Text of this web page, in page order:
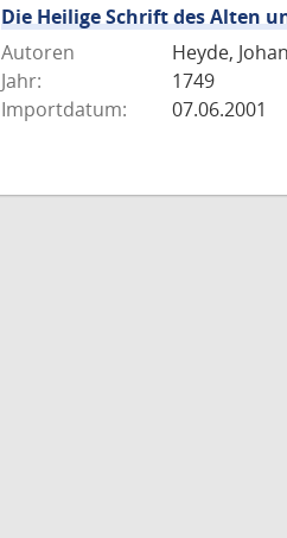
Die Heilige Schrift des Alten
Autoren
Heyde,
Jahr:
1749
Importdatum:
07.06.2001